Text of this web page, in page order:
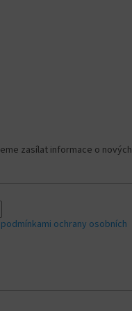
zasílat informace o nových
podmínkami ochrany osobních